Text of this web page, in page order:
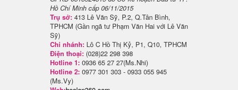
Hồ Chí Minh cấp 06/11/2015
Trụ sở: 413 Lê Văn Sỹ, P.2, Q.Tân Bình,
TPHCM (Gần ngã tư Phạm Văn Hai với Lê Văn
Sỹ)
Chi nhánh: Lô C Hồ Thị Kỷ, P1, Q10, TPHCM
Điện thoại: (028)22 298 398
Hotline 1: 0936 65 27 27(Ms.Nhi)
Hotline 2: 0977 301 303 - 0933 055 945
(Ms.Vy)